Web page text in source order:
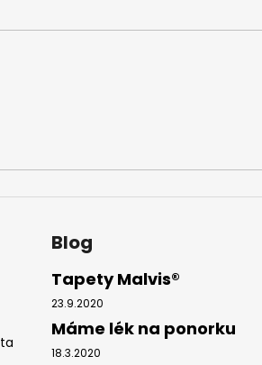
Blog
Tapety Malvis®
23.9.2020
Máme lék na ponorku
18.3.2020